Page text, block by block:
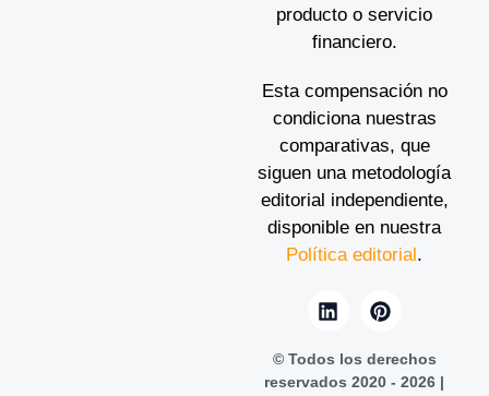
producto o servicio
financiero.
Esta compensación no
condiciona nuestras
comparativas, que
siguen una metodología
editorial independiente,
disponible en nuestra
Política editorial.
© Todos los derechos
reservados 2020 - 2026 |